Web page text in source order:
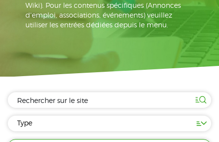
Wiki). Pour les contenus spécifiques (Annonces
d'emploi, associations, événements) veuillez
utiliser les entrées dédiées depuis le menu.
Type